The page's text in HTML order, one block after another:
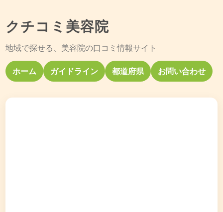
クチコミ美容院
地域で探せる、美容院の口コミ情報サイト
ホーム ガイドライン 都道府県 お問い合わせ